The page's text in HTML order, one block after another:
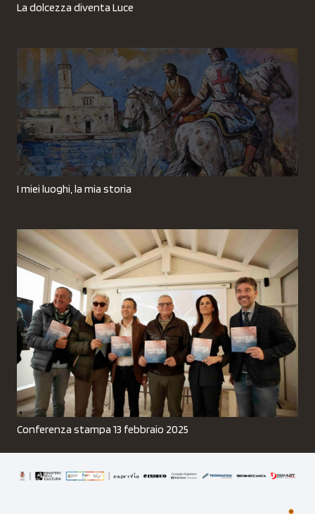
La dolcezza diventa Luce
I miei luoghi, la mia storia
Conferenza stampa 13 febbraio 2025